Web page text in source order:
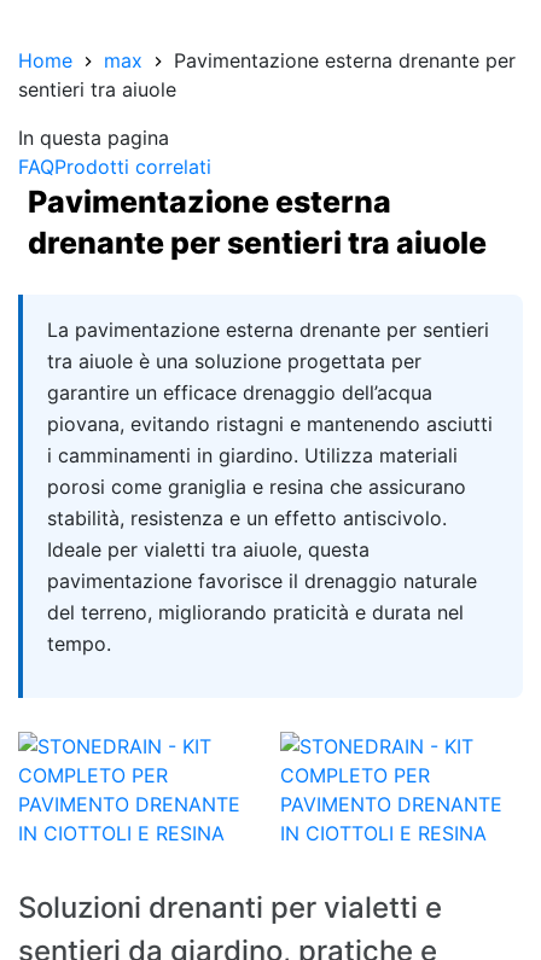
Home max
Pavimentazione esterna drenante per
sentieri tra aiuole
In questa pagina
FAQProdotti correlati
Pavimentazione esterna
drenante per sentieri tra aiuole
Quick answer
La pavimentazione esterna drenante per sentieri
tra aiuole è una soluzione progettata per
garantire un efficace drenaggio dell’acqua
piovana, evitando ristagni e mantenendo asciutti
i camminamenti in giardino. Utilizza materiali
porosi come graniglia e resina che assicurano
stabilità, resistenza e un effetto antiscivolo.
Ideale per vialetti tra aiuole, questa
pavimentazione favorisce il drenaggio naturale
del terreno, migliorando praticità e durata nel
tempo.
Soluzioni drenanti per vialetti e
sentieri da giardino, pratiche e